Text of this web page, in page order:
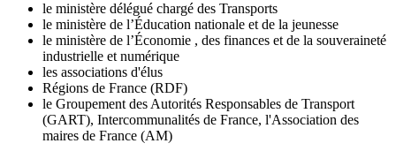
le ministère délégué chargé des Transports
le ministère de l’Éducation nationale et de la jeunesse
le ministère de l’Économie , des finances et de la souveraineté
industrielle et numérique
les associations d'élus
Régions de France (RDF)
le Groupement des Autorités Responsables de Transport
(GART), Intercommunalités de France, l'Association des
maires de France (AM)